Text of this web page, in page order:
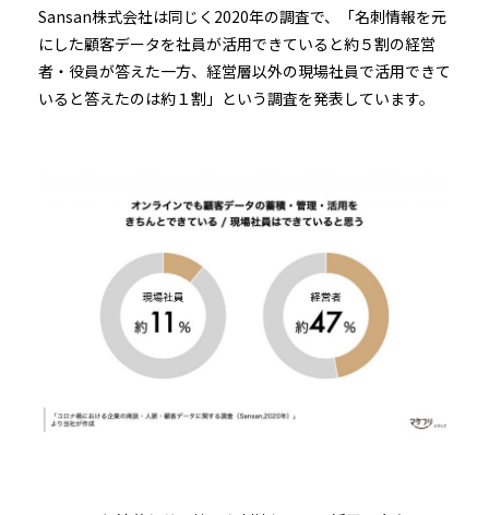
Sansan株式会社は同じく2020年の調査で、「名刺情報を元
にした顧客データを社員が活用できていると約５割の経営
者・役員が答えた一方、経営層以外の現場社員で活用できて
いると答えたのは約１割」という調査を発表しています。